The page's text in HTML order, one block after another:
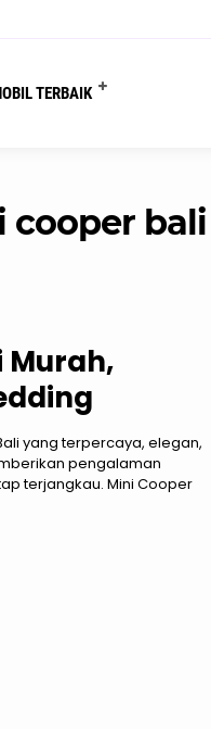
TERBAIK
cooper bali
Murah,
yang terpercaya, elegan,
pengalaman
terjangkau. Mini Cooper